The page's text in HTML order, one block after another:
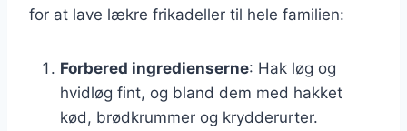
for at lave lækre frikadeller til hele familien:
Forbered ingredienserne: Hak løg og
hvidløg fint, og bland dem med hakket
kød, brødkrummer og krydderurter.